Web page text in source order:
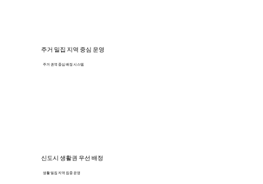
주거 밀집 지역 중심 운영
주거 권역 중심 배정 시스템
신도시 생활권 우선 배정
생활 밀집 지역 집중 운영